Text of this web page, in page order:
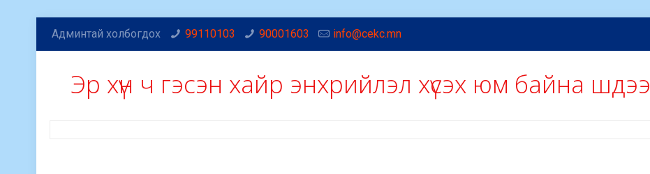
Админтай холбогдох 99110103 90001603 info@cekc.mn
Эр хүн ч гэсэн хайр энхрийлэл хүсэх юм байна шдээ